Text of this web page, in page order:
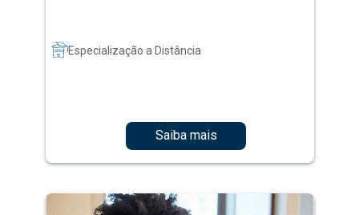
Especialização a Distância
Saiba mais